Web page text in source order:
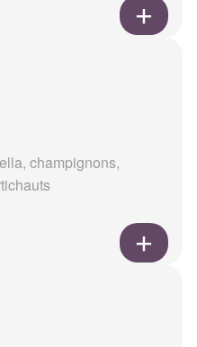
champignons,